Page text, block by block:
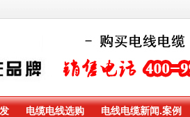
电缆电线选购 电线电缆新闻.案例